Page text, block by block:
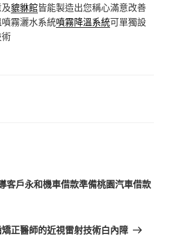
貔貅館皆能製造出您稱心滿意改善
霧灑水系統噴霧降溫系統可單獨設
客戶永和機車借款準備桃園汽車借款
正醫師的近視雷射技術白內障